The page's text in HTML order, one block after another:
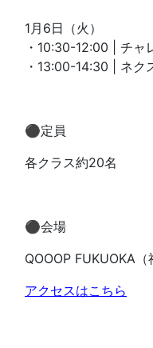
1月6日（火）
・10:30-12:00 | チャ
・13:00-14:30 | ネク
⚫︎定員
各クラス約20名
⚫︎会場
QOOOP FUKUOKA
アクセスはこちら